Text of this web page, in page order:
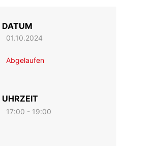
DATUM
01.10.2024
Abgelaufen
UHRZEIT
17:00 - 19:00